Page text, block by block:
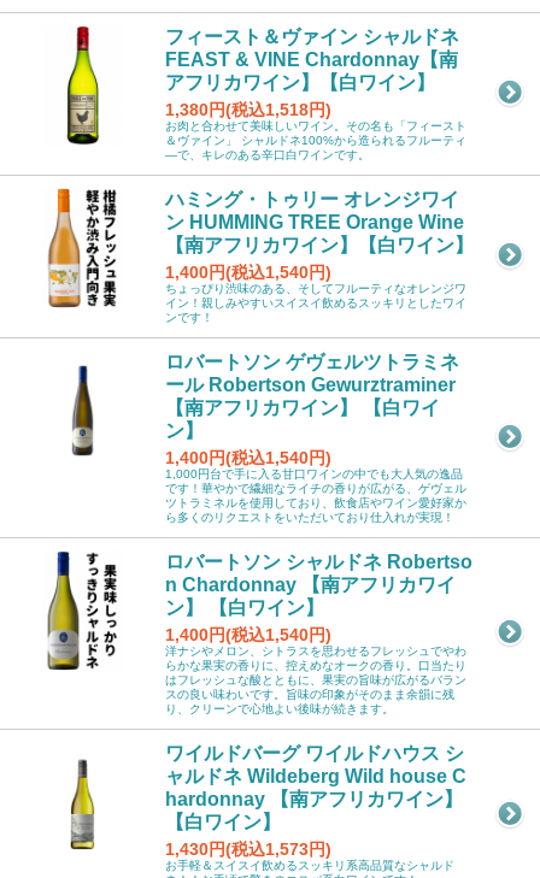
フィースト＆ヴァイン シャルドネ
FEAST & VINE Chardonnay【南
アフリカワイン】【白ワイン】
1,380円(税込1,518円)
お肉と合わせて美味しいワイン。その名も「フィースト
＆ヴァイン」 シャルドネ100%から造られるフルーティ
―で、キレのある辛口白ワインです。
ハミング・トゥリー オレンジワイ
ン HUMMING TREE Orange Wine
【南アフリカワイン】【白ワイン】
1,400円(税込1,540円)
ちょっぴり渋味のある、そしてフルーティなオレンジワ
イン！親しみやすいスイスイ飲めるスッキリとしたワイ
ンです！
ロバートソン ゲヴェルツトラミネ
ール Robertson Gewurztraminer
【南アフリカワイン】 【白ワイ
ン】
1,400円(税込1,540円)
1,000円台で手に入る甘口ワインの中でも大人気の逸品
です！華やかで繊細なライチの香りが広がる、ゲヴェル
ツトラミネルを使用しており、飲食店やワイン愛好家か
ら多くのリクエストをいただいており仕入れが実現！
ロバートソン シャルドネ Robertso
n Chardonnay 【南アフリカワイ
ン】 【白ワイン】
1,400円(税込1,540円)
洋ナシやメロン、シトラスを思わせるフレッシュでやわ
らかな果実の香りに、控えめなオークの香り。口当たり
はフレッシュな酸とともに、果実の旨味が広がるバラン
スの良い味わいです。旨味の印象がそのまま余韻に残
り、クリーンで心地よい後味が続きます。
ワイルドバーグ ワイルドハウス シ
ャルドネ Wildeberg Wild house C
hardonnay 【南アフリカワイン】
【白ワイン】
1,430円(税込1,573円)
お手軽＆スイスイ飲めるスッキリ系高品質なシャルド